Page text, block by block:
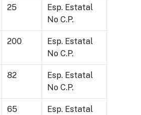
25
Esp. Estatal
No C.P.
200
Esp. Estatal
No C.P.
82
Esp. Estatal
No C.P.
65
Esp. Estatal